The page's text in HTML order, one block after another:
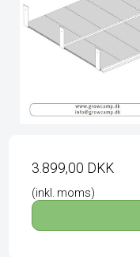
3.899,00 DKK
(inkl. moms)